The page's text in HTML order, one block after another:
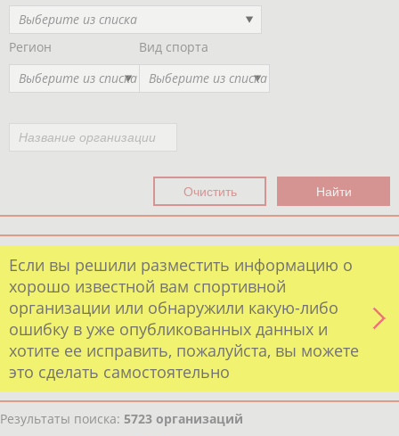
Выберите из списка
Регион
Выберите из списка
Вид спорта
Выберите из списка
Если вы решили разместить информацию о
хорошо известной вам спортивной
организации или обнаружили какую-либо
ошибку в уже опубликованных данных и
хотите ее исправить, пожалуйста, вы можете
это сделать самостоятельно
Результаты поиска: 5723 организаций